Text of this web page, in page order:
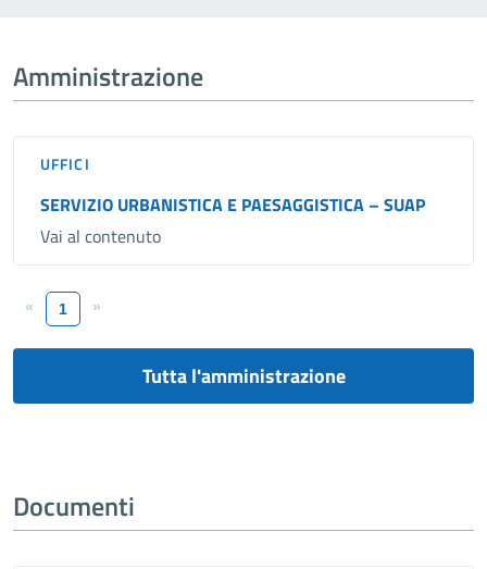
Amministrazione
UFFICI
SERVIZIO URBANISTICA E PAESAGGISTICA – SUAP
Vai al contenuto
« 1 »
Tutta l'amministrazione
Documenti